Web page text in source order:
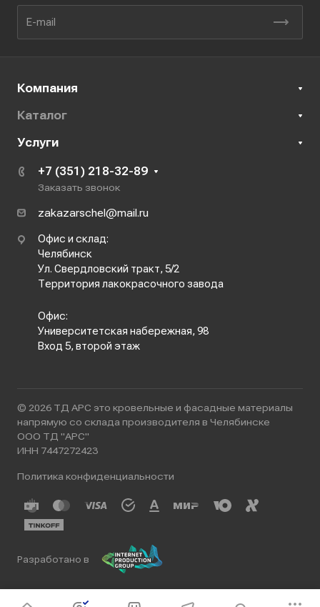
Компания
Каталог
Услуги
+7 (351) 218-32-89
Заказать звонок
zakazarschel@mail.ru
Офис и склад:
Челябинск
Ул. Свердловский тракт, 5/2
Территория лакокрасочного завода
Офис:
Университетская набережная, 98
Вход 5, второй этаж
© 2026 ТД АРС это кровельные и фасадные материалы
напрямую со склада производителя в Челябинске
ООО ТД "АРС"
ИНН 7447272423
Политика конфиденциальности
Разработано в